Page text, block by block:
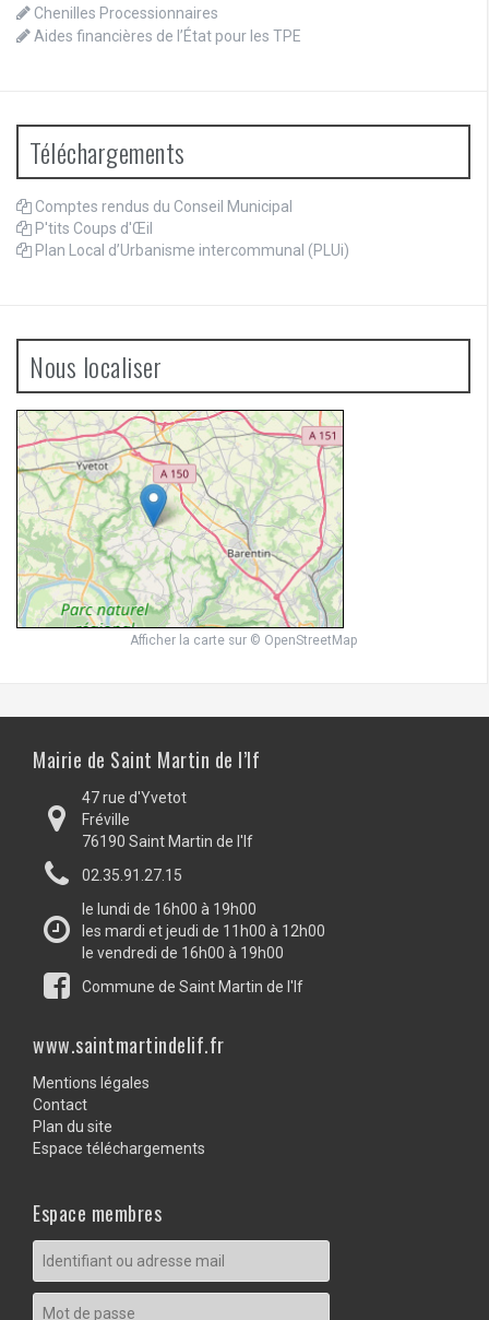
Chenilles Processionnaires
Aides financières de l’État pour les TPE
Téléchargements
Comptes rendus du Conseil Municipal
P'tits Coups d'Œil
Plan Local d’Urbanisme intercommunal (PLUi)
Nous localiser
Afficher la carte sur © OpenStreetMap
Mairie de Saint Martin de l’If
47 rue d'Yvetot
Fréville
76190 Saint Martin de l'If
02.35.91.27.15
le lundi de 16h00 à 19h00
les mardi et jeudi de 11h00 à 12h00
le vendredi de 16h00 à 19h00
Commune de Saint Martin de l'If
www.saintmartindelif.fr
Mentions légales
Contact
Plan du site
Espace téléchargements
Espace membres